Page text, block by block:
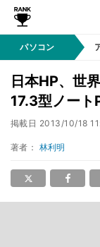
パソコンWindows
日本HP、世
17.3型ノート
掲載日 2013/10/18
著者： 林利明